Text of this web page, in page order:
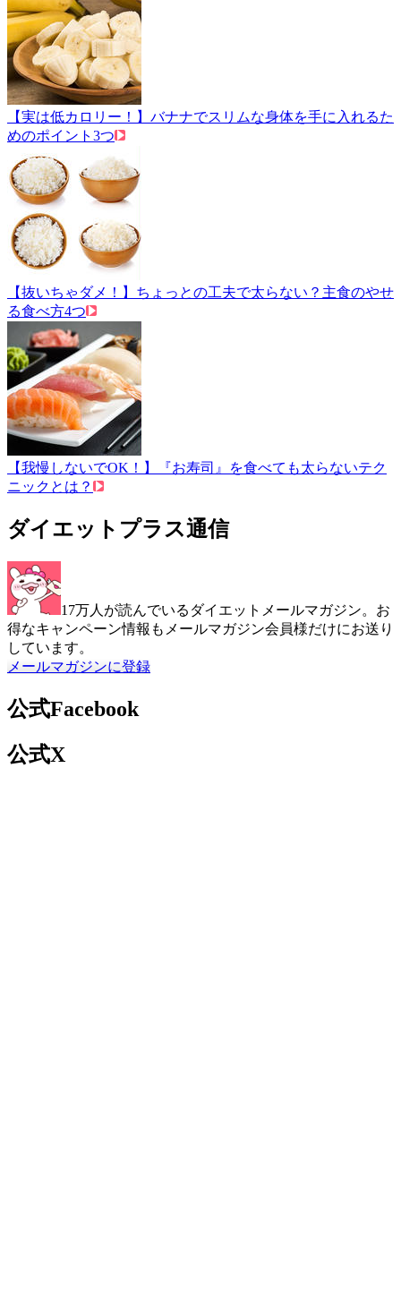
【実は低カロリー！】バナナでスリムな身体を手に入れるた
めのポイント3つ
【抜いちゃダメ！】ちょっとの工夫で太らない？主食のやせ
る食べ方4つ
【我慢しないでOK！】『お寿司』を食べても太らないテク
ニックとは？
ダイエットプラス通信
17万人が読んでいるダイエットメールマガジン。お
得なキャンペーン情報もメールマガジン会員様だけにお送り
しています。
メールマガジンに登録
公式Facebook
公式X